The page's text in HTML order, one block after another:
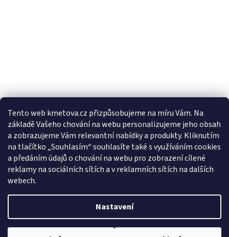
Tento web kmetova.cz přizpůsobujeme na míru Vám. Na
základě Vašeho chování na webu personalizujeme jeho obsah
a zobrazujeme Vám relevantní nabídky a produkty. Kliknutím
na tlačítko „Souhlasím“ souhlasíte také s využíváním cookies
a předáním údajů o chování na webu pro zobrazení cílené
reklamy na sociálních sítích a v reklamních sítích na dalších
webech.
Nastavení
Sledovat na Instagramu
Facebooková stránka
Vytvořil Shoptet